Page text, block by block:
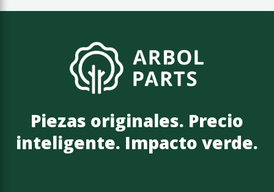
Piezas originales. Precio
inteligente. Impacto verde.